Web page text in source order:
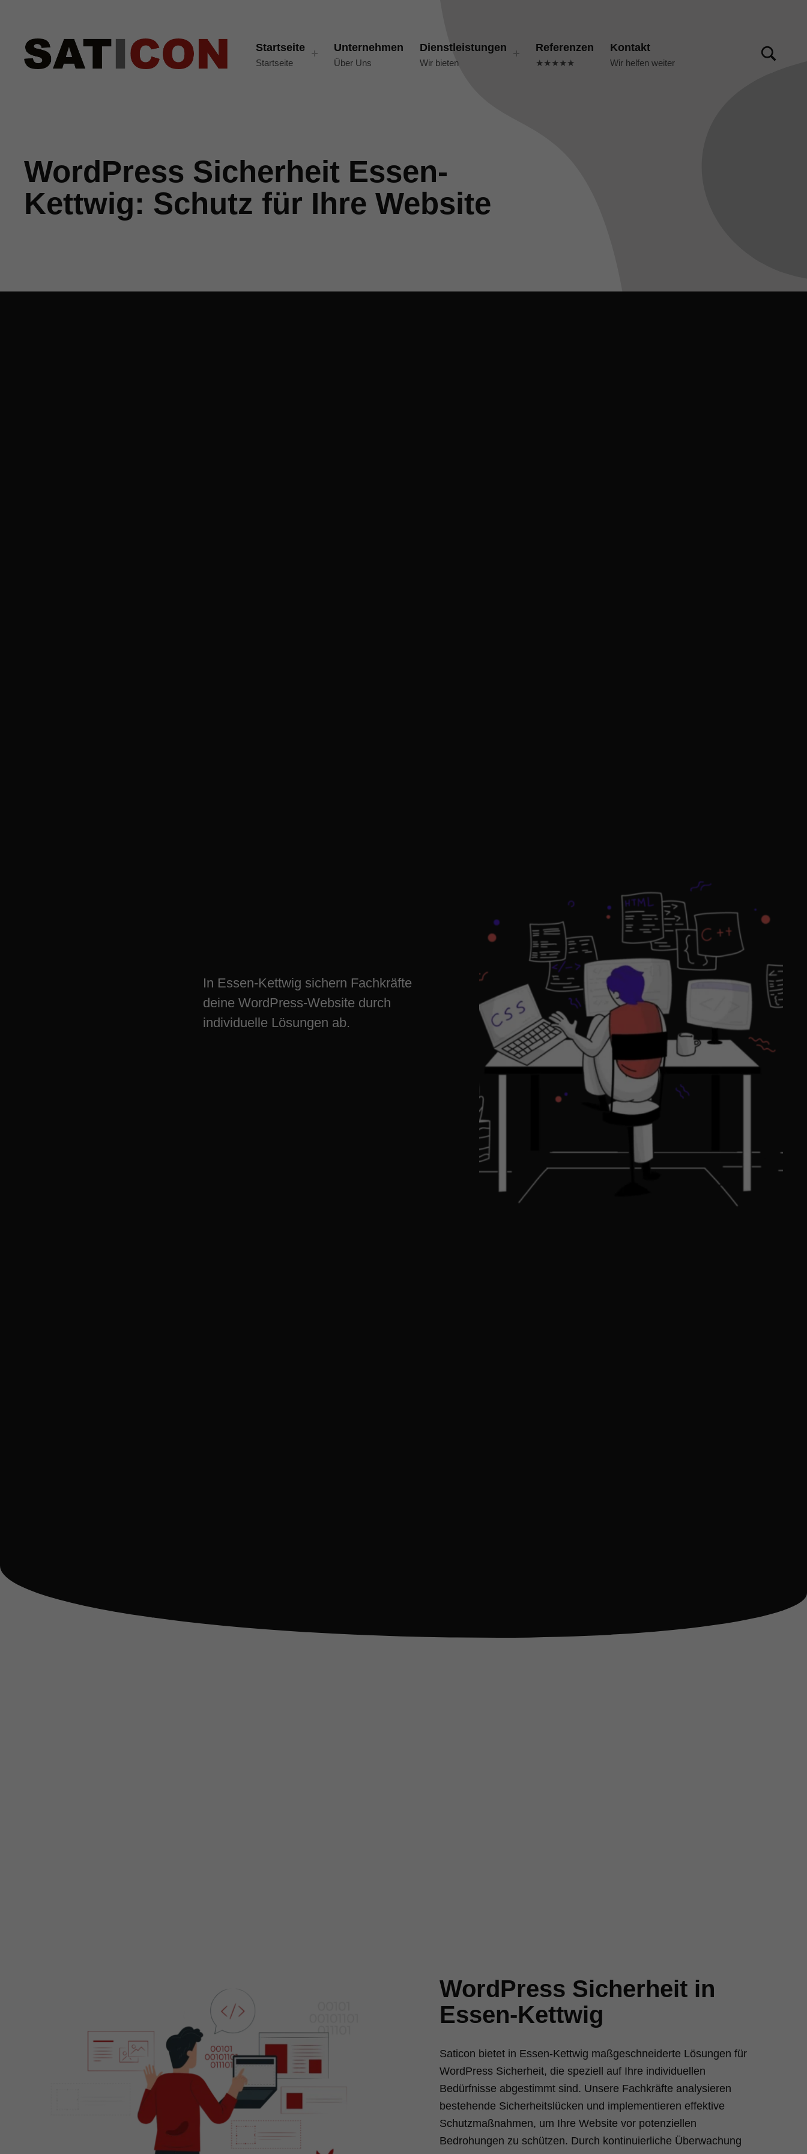
Startseite
Startseite
Unternehmen
Über Uns
Dienstleistungen
Wir bieten
Referenzen
★★★★★
Kontakt
Wir helfen weiter
WordPress Sicherheit Essen-
Kettwig: Schutz für Ihre Website
In Essen-Kettwig sichern Fachkräfte
deine WordPress-Website durch
individuelle Lösungen ab.
WordPress Sicherheit in
Essen-Kettwig
Saticon bietet in Essen-Kettwig maßgeschneiderte Lösungen für
WordPress Sicherheit, die speziell auf Ihre individuellen
Bedürfnisse abgestimmt sind. Unsere Fachkräfte analysieren
bestehende Sicherheitslücken und implementieren effektive
Schutzmaßnahmen, um Ihre Website vor potenziellen
Bedrohungen zu schützen. Durch kontinuierliche Überwachung